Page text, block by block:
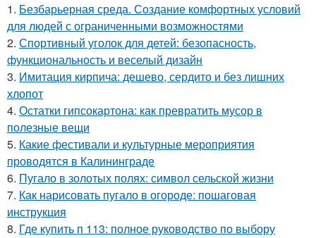
1. Безбарьерная среда. Создание комфортных условий
для людей с ограниченными возможностями
2. Спортивный уголок для детей: безопасность,
функциональность и веселый дизайн
3. Имитация кирпича: дешево, сердито и без лишних
хлопот
4. Остатки гипсокартона: как превратить мусор в
полезные вещи
5. Какие фестивали и культурные мероприятия
проводятся в Калининграде
6. Пугало в золотых полях: символ сельской жизни
7. Как нарисовать пугало в огороде: пошаговая
инструкция
8. Где купить п 113: полное руководство по выбору